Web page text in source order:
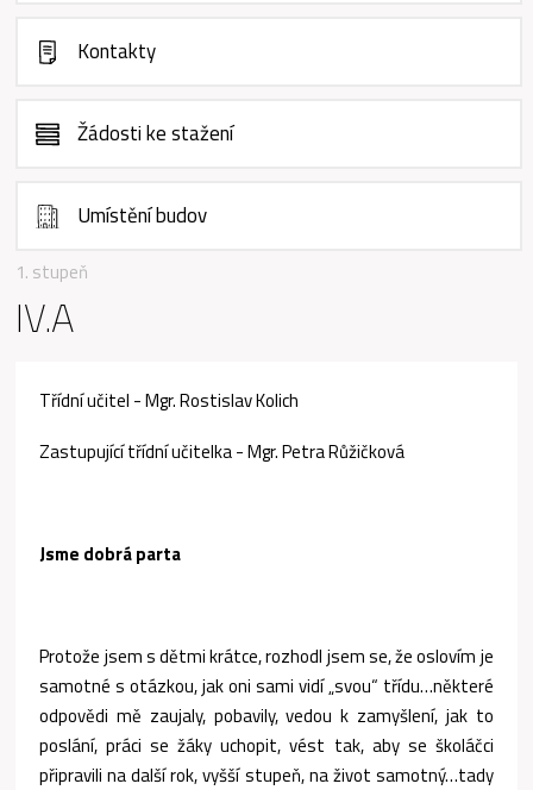
1. stupeň
IV.A
Třídní učitel - Mgr. Rostislav Kolich
Zastupující třídní učitelka - Mgr. Petra Růžičková
Jsme dobrá parta
Protože jsem s dětmi krátce, rozhodl jsem se, že oslovím je
samotné s otázkou, jak oni sami vidí „svou“ třídu…některé
odpovědi mě zaujaly, pobavily, vedou k zamyšlení, jak to
poslání, práci se žáky uchopit, vést tak, aby se školáčci
připravili na další rok, vyšší stupeň, na život samotný…tady
Kontakty
Žádosti ke stažení
Umístění budov